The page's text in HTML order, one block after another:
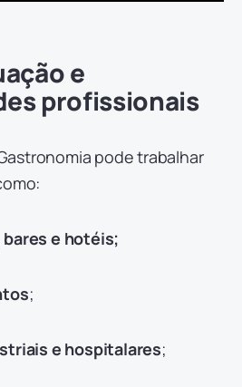
e
profissionais
pode trabalhar
e hotéis;
;
e hospitalares;